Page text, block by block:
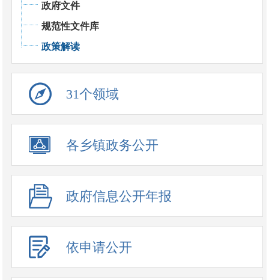
政府文件
规范性文件库
政策解读
31个领域
各乡镇政务公开
政府信息公开年报
依申请公开